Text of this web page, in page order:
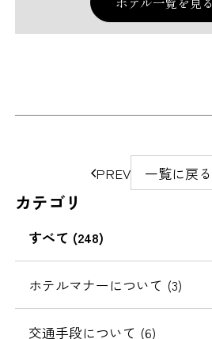
ジ
動
PREV 一覧に戻る
カテゴリ
すべて (248)
ホテルマナーについて (3)
交通手段について (6)